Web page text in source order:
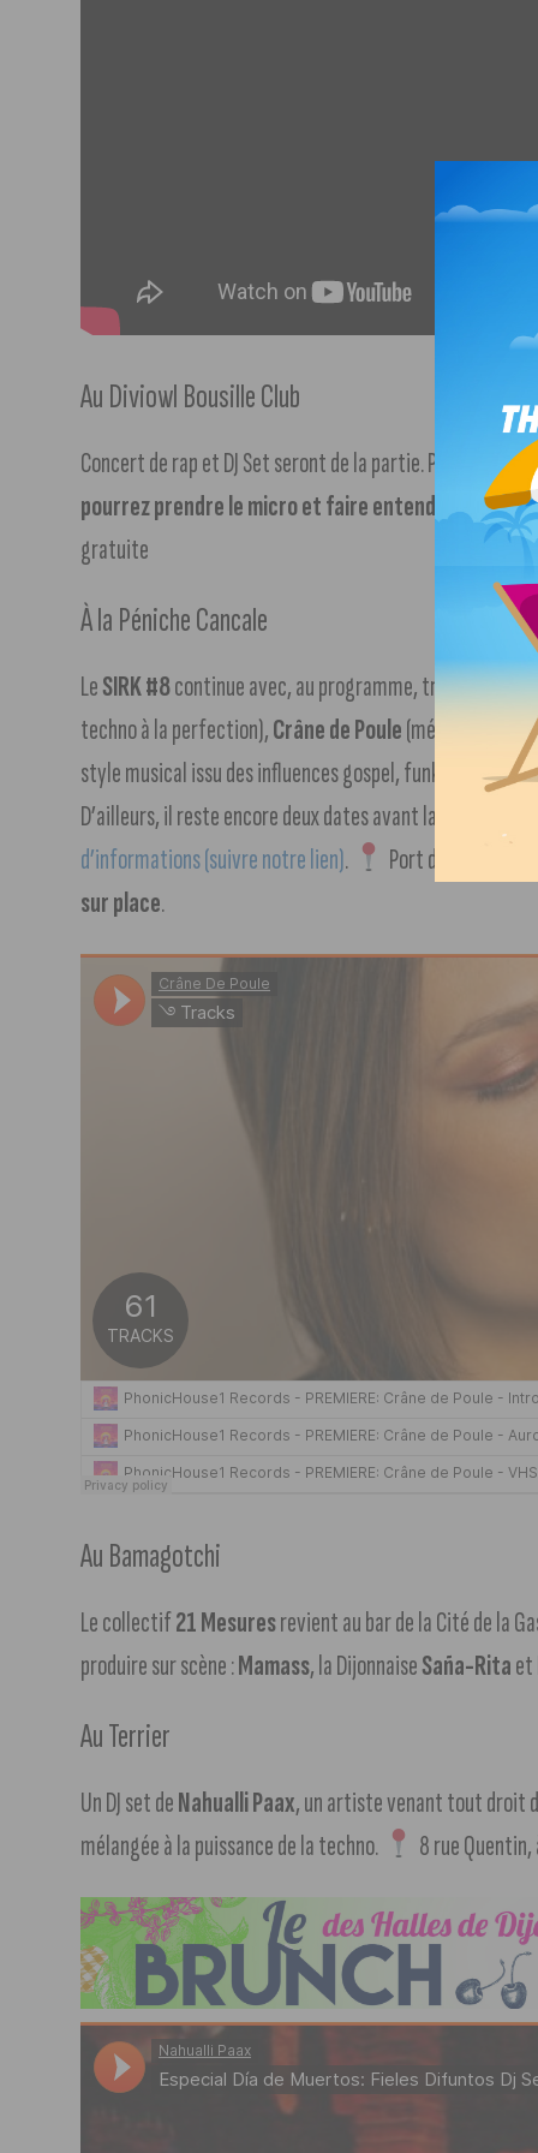
Au Diviowl Bousille Club
Concert de rap et DJ Set seront de la partie. Pour les
pourrez prendre le micro et faire entendre vos
gratuite
À la Péniche Cancale
LeSIRK #8continue avec, au programme, trois DJs :
techno à la perfection),Crâne de Poule(mélangeant le
style musical issu des influences gospel, funk, blues et
D’ailleurs, il reste encore deux dates avant la fin du
d’informations (suivre notre lien). Port du Canal, de
sur place.
Au Bamagotchi
Le collectif21 Mesuresrevient au bar de la Cité de la
produire sur scène :Mamass, la DijonnaiseSaña-Ritaet
Au Terrier
Un DJ set deNahualli Paax, un artiste venant tout droit
mélangée à la puissance de la techno.
8 rue